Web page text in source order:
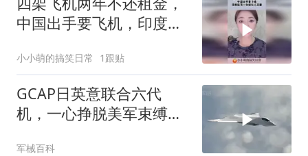
中国出手要飞机，印度航
小小萌的搞笑日常 1跟贴
GCAP日英意联合六代
机，一心挣脱美军束缚，
军械百科